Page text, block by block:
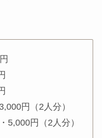
円（2人分）
5,000円（2人分）